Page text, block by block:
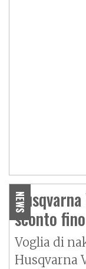
NEWS
sconto
Voglia di
Husqvarna